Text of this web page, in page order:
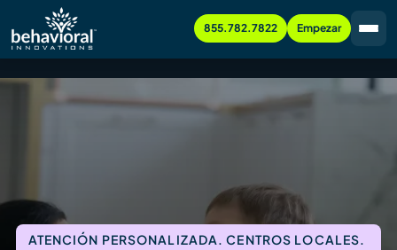
855.782.7822 Empezar
ATENCIÓN PERSONALIZADA. CENTROS LOCALES.